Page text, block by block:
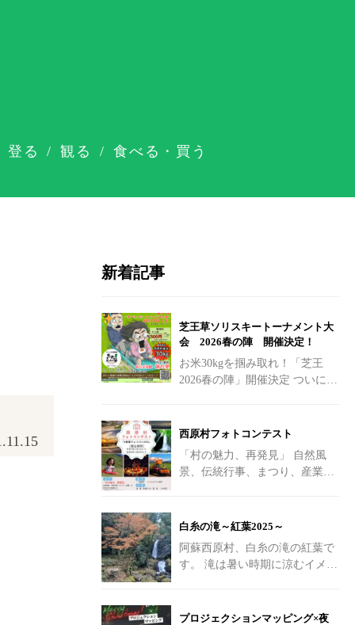
登る 観る 食べる・買う
新着記事
芝王草ソリスキートーナメント大
会 2026春の陣 開催決定！
お米30kgを掴み取れ！「芝王
2026春の陣」開催決定 ついに、
ト大会[…]
西原村フォトコンテスト
「村の魅力、再発見」 自然風
景、伝統行事、まつり、産業、
素敵な場所があったの！？」
白糸の滝～紅葉2025～
阿蘇西原村、白糸の滝の紅葉で
す。 滝は暑い時期に涼むイメー
プロジェクションマッピング×夜